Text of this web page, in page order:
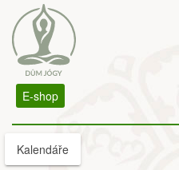
E-shop
Kalendáře